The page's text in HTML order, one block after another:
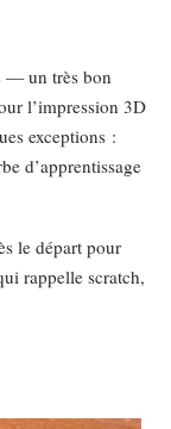
— un très bon
l’impression 3D
exceptions :
d’apprentissage
le départ pour
rappelle scratch,